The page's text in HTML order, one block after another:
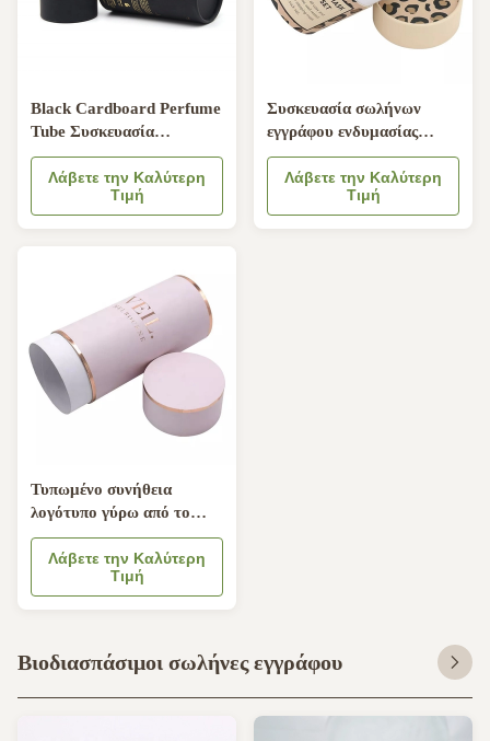
Black Cardboard Perfume
Tube Συσκευασία
Bronzing στρογγυλό
δοχείο για μπουκάλια
καλλυντικών
Λάβετε την Καλύτερη
Τιμή
Συσκευασία σωλήνων
εγγράφου ενδυμασίας
εκτύπωσης συνήθειας,
εμπορευματοκιβώτιο
σωλήνων χαρτονιού
Λάβετε την Καλύτερη
Τιμή
Τυπωμένο συνήθεια
λογότυπο γύρω από το
εμπορευματοκιβώτιο Eco
κυλίνδρων φιλικό για το
πέπλο ενδυμασίας
Λάβετε την Καλύτερη
Τιμή
Βιοδιασπάσιμοι σωλήνες εγγράφου